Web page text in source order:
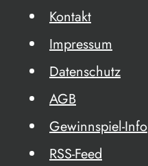
Kontakt
Impressum
Datenschutz
AGB
Gewinnspiel-Info
RSS-Feed